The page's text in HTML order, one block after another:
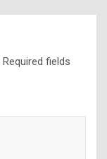
Required fields